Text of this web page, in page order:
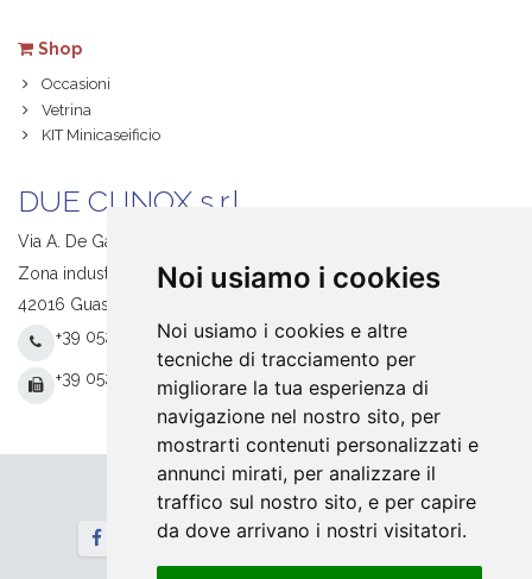
Noi usiamo i cookies
Noi usiamo i cookies e altre
tecniche di tracciamento per
migliorare la tua esperienza di
navigazione nel nostro sito, per
mostrarti contenuti personalizzati e
annunci mirati, per analizzare il
traffico sul nostro sito, e per capire
da dove arrivano i nostri visitatori.
Shop
Occasioni
Vetrina
KIT Minicaseificio
DUE CI INOX s.r.l.
Via A. De Gasperi, 1
Zona industriale S. Giacomo
42016 Guastalla (RE) Italy
+39 0522 831205
+39 0522 831093
Seguici
Newsletter